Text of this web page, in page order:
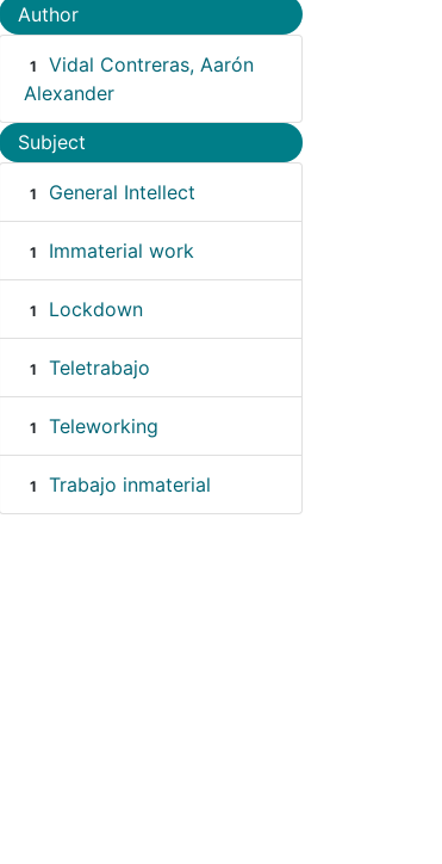
Author
1
Vidal Contreras, Aarón
Alexander
Subject
1 General Intellect
1 Immaterial work
1 Lockdown
1 Teletrabajo
1 Teleworking
1 Trabajo inmaterial